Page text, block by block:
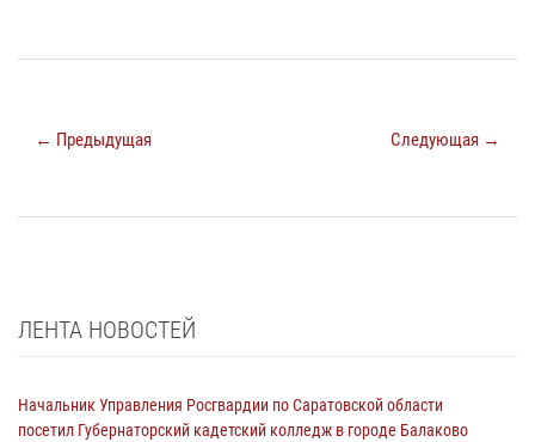
← Предыдущая Следующая →
ЛЕНТА НОВОСТЕЙ
Начальник Управления Росгвардии по Саратовской области
посетил Губернаторский кадетский колледж в городе Балаково